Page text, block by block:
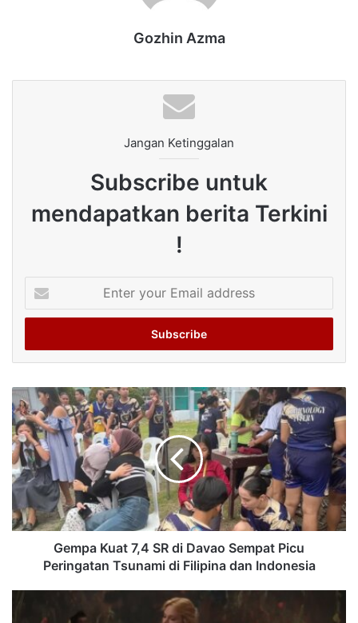
Gozhin Azma
Jangan Ketinggalan
Subscribe untuk
mendapatkan berita Terkini
!
your
Email
Gempa Kuat 7,4 SR di Davao Sempat Picu
Peringatan Tsunami di Filipina dan Indonesia